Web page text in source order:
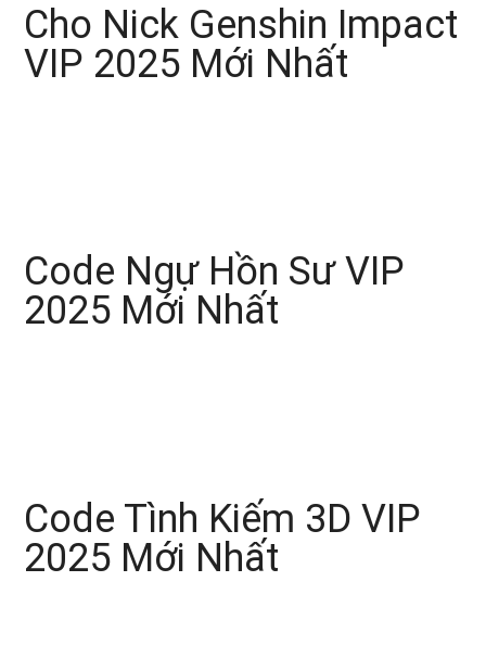
Cho Nick Genshin Impact
VIP 2025 Mới Nhất
Code Ngự Hồn Sư VIP
2025 Mới Nhất
Code Tình Kiếm 3D VIP
2025 Mới Nhất